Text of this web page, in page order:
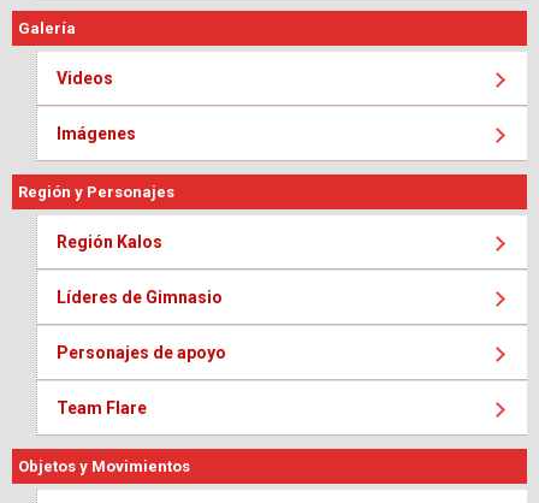
Galería
Videos
Imágenes
Región y Personajes
Región Kalos
Líderes de Gimnasio
Personajes de apoyo
Team Flare
Objetos y Movimientos